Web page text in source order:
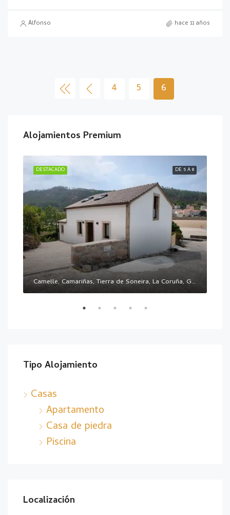
Alfonso hace 11 años
4 5 6
Alojamientos Premium
DE 5 A 8
DESTACADO
Camelle, Camariñas, Tierra de Soneira, La Coruña, Galicia, 15121, España
Tipo Alojamiento
Casas
Apartamento
Casa de piedra
Piscina
Localización